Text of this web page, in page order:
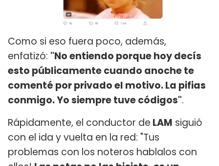
Como si eso fuera poco, además,
enfatizó: "No entiendo porque hoy decís
esto públicamente cuando anoche te
comenté por privado el motivo. La pifias
conmigo. Yo siempre tuve códigos".
Rápidamente, el conductor de LAM siguió
con el ida y vuelta en la red: "Tus
problemas con los noteros hablalos con